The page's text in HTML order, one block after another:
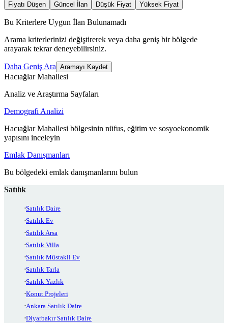
Fiyatı Düşen Güncel İlan Düşük Fiyat Yüksek Fiyat
Bu Kriterlere Uygun İlan Bulunamadı
Arama kriterlerinizi değiştirerek veya daha geniş bir bölgede
arayarak tekrar deneyebilirsiniz.
Daha Geniş Ara Aramayı Kaydet
Hacıağlar Mahallesi
Analiz ve Araştırma Sayfaları
Demografi Analizi
Hacıağlar Mahallesi bölgesinin nüfus, eğitim ve sosyoekonomik
yapısını inceleyin
Emlak Danışmanları
Bu bölgedeki emlak danışmanlarını bulun
Satılık
Satılık Daire
Satılık Ev
Satılık Arsa
Satılık Villa
Satılık Müstakil Ev
Satılık Tarla
Satılık Yazlık
Konut Projeleri
Ankara Satılık Daire
Diyarbakır Satılık Daire